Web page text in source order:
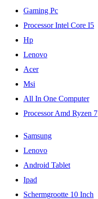
Gaming Pc
Processor Intel Core I5
Hp
Lenovo
Acer
Msi
All In One Computer
Processor Amd Ryzen 7
Samsung
Lenovo
Android Tablet
Ipad
Schermgrootte 10 Inch